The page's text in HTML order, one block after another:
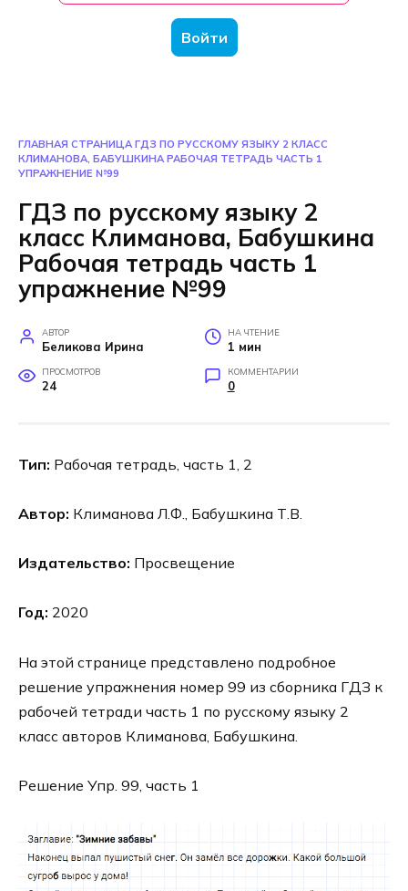
Войти
ГЛАВНАЯ СТРАНИЦА ГДЗ ПО РУССКОМУ ЯЗЫКУ 2 КЛАСС
КЛИМАНОВА, БАБУШКИНА РАБОЧАЯ ТЕТРАДЬ ЧАСТЬ 1
УПРАЖНЕНИЕ №99
ГДЗ по русскому языку 2
класс Климанова, Бабушкина
Рабочая тетрадь часть 1
упражнение №99
АВТОР
Беликова Ирина
НА ЧТЕНИЕ
1 мин
ПРОСМОТРОВ
24
КОММЕНТАРИИ
0
Тип: Рабочая тетрадь, часть 1, 2
Автор: Климанова Л.Ф., Бабушкина Т.В.
Издательство: Просвещение
Год: 2020
На этой странице представлено подробное
решение упражнения номер 99 из сборника ГДЗ к
рабочей тетради часть 1 по русскому языку 2
класс авторов Климанова, Бабушкина.
Решение Упр. 99, часть 1